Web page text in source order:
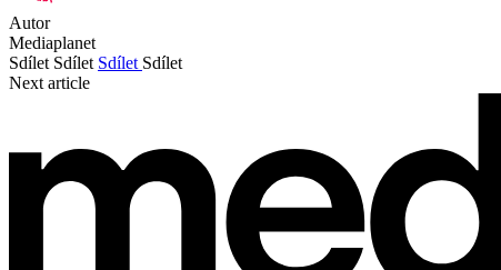
Autor
Mediaplanet
Sdílet Sdílet Sdílet Sdílet
Next article